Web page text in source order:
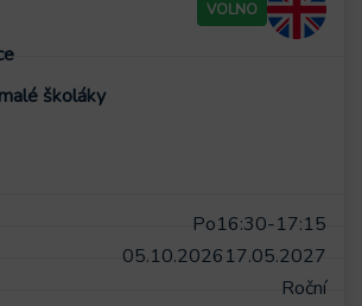
VOLNO
školáky
Po16:30-17:15
05.10.202617.05.2027
Roční